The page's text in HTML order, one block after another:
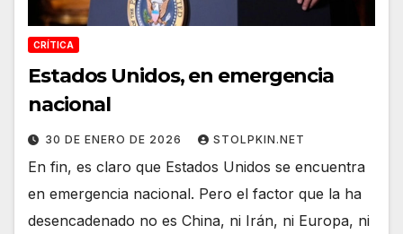
CRÍTICA
Estados Unidos, en emergencia
nacional
30 DE ENERO DE 2026 STOLPKIN.NET
En fin, es claro que Estados Unidos se encuentra
en emergencia nacional. Pero el factor que la ha
desencadenado no es China, ni Irán, ni Europa, ni